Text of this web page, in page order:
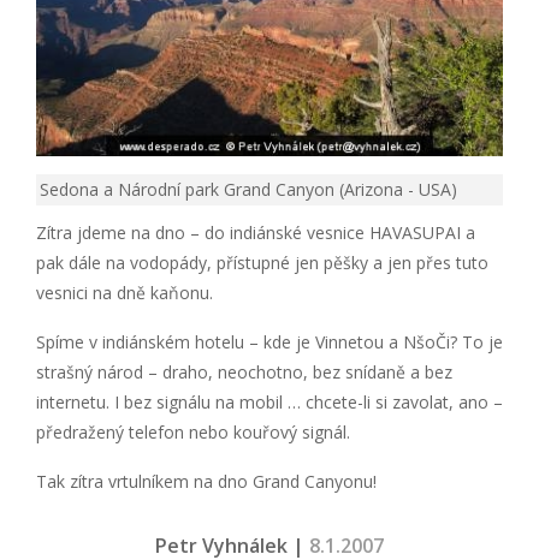
Sedona a Národní park Grand Canyon (Arizona - USA)
Zítra jdeme na dno – do indiánské vesnice HAVASUPAI a
pak dále na vodopády, přístupné jen pěšky a jen přes tuto
vesnici na dně kaňonu.
Spíme v indiánském hotelu – kde je Vinnetou a NšoČi? To je
strašný národ – draho, neochotno, bez snídaně a bez
internetu. I bez signálu na mobil … chcete-li si zavolat, ano –
předražený telefon nebo kouřový signál.
Tak zítra vrtulníkem na dno Grand Canyonu!
Petr Vyhnálek | 8.1.2007